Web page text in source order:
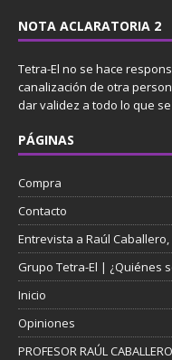
NOTA ACLARATORIA 2
Tetra-El no se hace
canalización de otra
dar validez a todo lo que
PÁGINAS
Compra
Contacto
Entrevista a Raúl
Grupo Tetra-El | ¿Quiénes
Inicio
Opiniones
PROFESOR RAÚL CABALLERO